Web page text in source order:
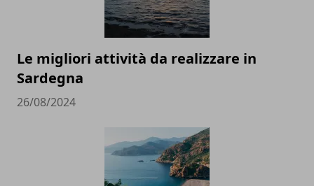
Le migliori attività da realizzare in
Sardegna
26/08/2024